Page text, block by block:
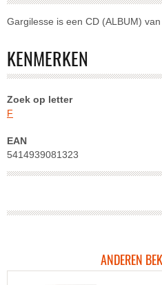
Gargilesse is een CD (ALBUM)
KENMERKEN
Zoek op letter
F
EAN
5414939081323
ANDEREN